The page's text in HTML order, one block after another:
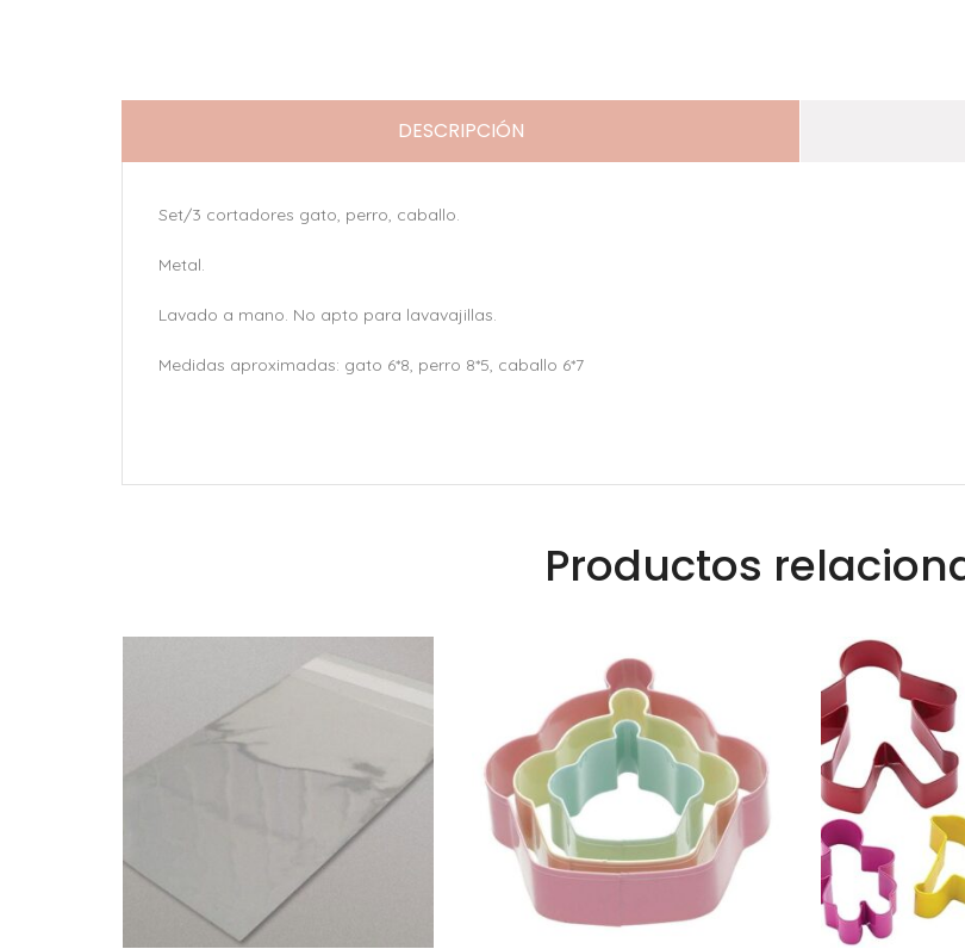
DESCRIPCIÓN
Set/3 cortadores gato, perro, caballo.
Metal.
Lavado a mano. No apto para lavavajillas.
Medidas aproximadas: gato 6*8, perro 8*5, caballo 6*7
Productos